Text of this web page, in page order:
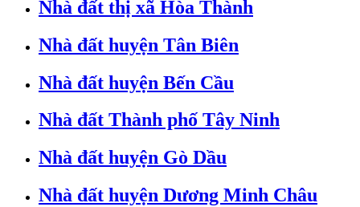
Nhà đất thị xã Hòa Thành
Nhà đất huyện Tân Biên
Nhà đất huyện Bến Cầu
Nhà đất Thành phố Tây Ninh
Nhà đất huyện Gò Dầu
Nhà đất huyện Dương Minh Châu